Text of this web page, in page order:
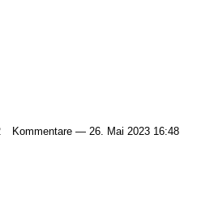
Kommentare — 26. Mai 2023 16:48